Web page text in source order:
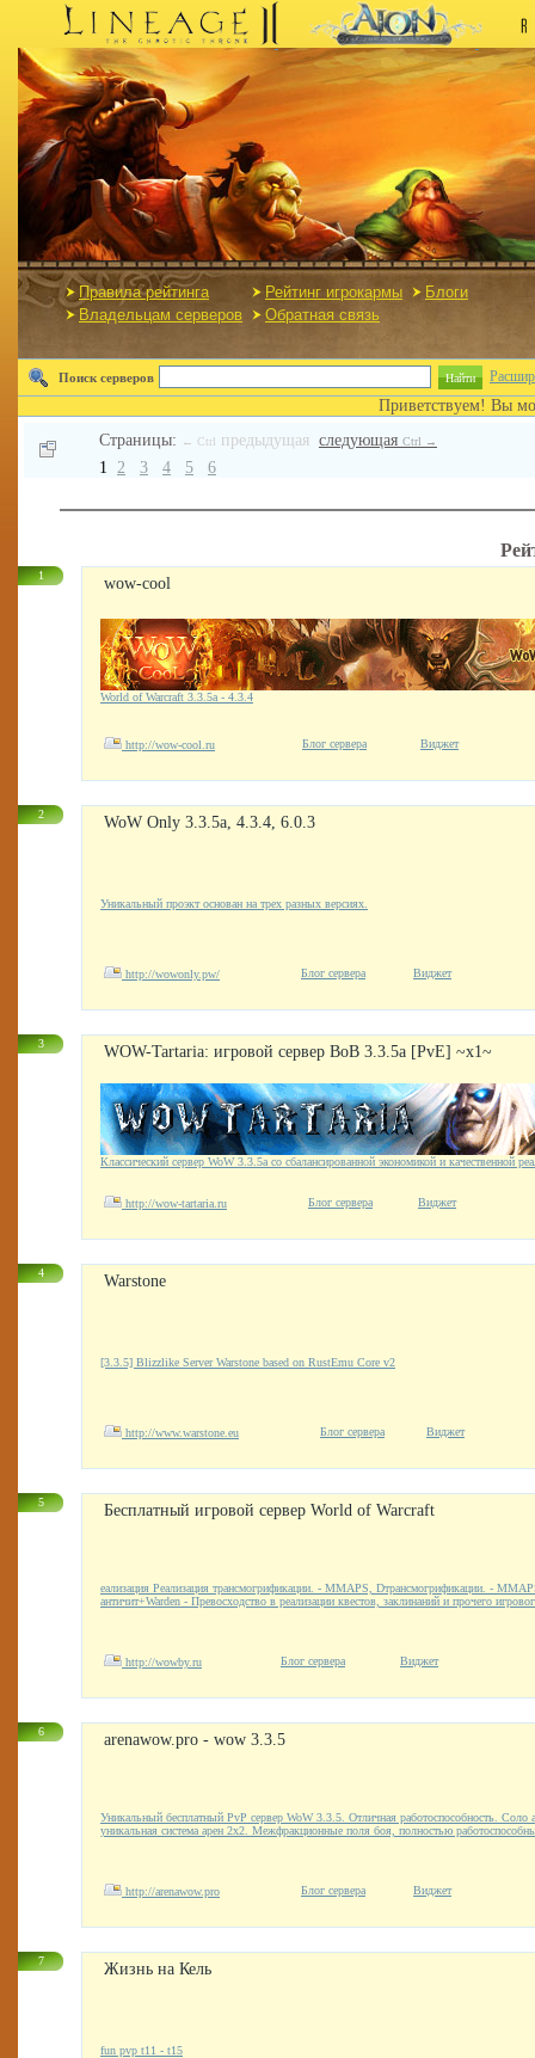
Правила рейтинга Рейтинг игрокармы
Блоги
Владельцам серверов
Обратная связь
Поиск серверов Найти
Приветствуем! Вы
Страницы:
← Ctrl предыдущая следующая Ctrl →
1 2 3 4 5 6
1 wow-cool
World of Warcraft 3.3.5а - 4.3.4
http://wow-cool.ru Блог сервера Виджет
2 WoW Only 3.3.5a, 4.3.4, 6.0.3
Уникальный проэкт основан на трех разных версиях.
http://wowonly.pw/ Блог сервера Виджет
3 WOW-Tartaria: игровой сервер ВоВ 3.3.5а [PvE] ~x1~
Классический сервер WoW 3.3.5а cо сбалансированной экономикой и качественной
http://wow-tartaria.ru Блог сервера Виджет
4 Warstone
[3.3.5] Blizzlike Server Warstone based on RustEmu Core v2
http://www.warstone.eu Блог сервера Виджет
5 Бесплатный игровой сервер World of Warcraft
еализация Реализация трансмогрификации. - MMAPS, Dтрансмогрификации. -
античит+Warden - Превосходство в реализации квестов, заклинаний и прочего
http://wowby.ru Блог сервера Виджет
6 arenawow.pro - wow 3.3.5
Уникальный бесплатный PvP сервер WoW 3.3.5. Отличная работоспособность. Соло
уникальная система арен 2х2. Межфракционные поля боя, полностью
http://arenawow.pro Блог сервера Виджет
7 Жизнь на Кель
fun pvp t11 - t15